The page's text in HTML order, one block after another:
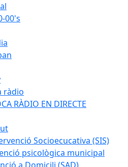
00's
ràdio
RÀDIO EN DIRECTE
Socioecucativa (SIS)
psicològica municipal